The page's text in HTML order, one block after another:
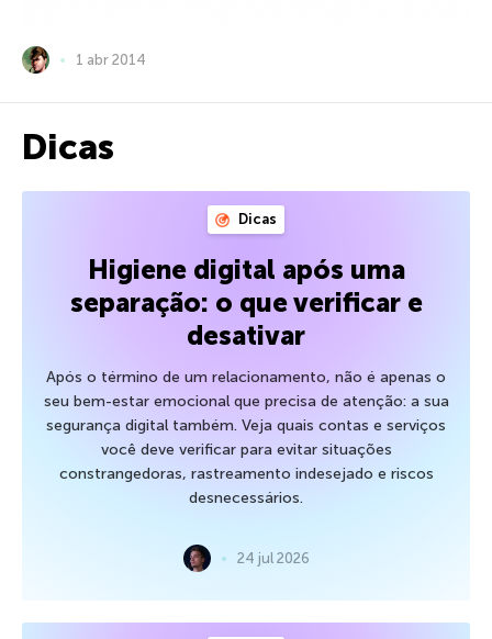
1 abr 2014
Dicas
Dicas
Higiene digital após uma
separação: o que verificar e
desativar
Após o término de um relacionamento, não é apenas o
seu bem-estar emocional que precisa de atenção: a sua
segurança digital também. Veja quais contas e serviços
você deve verificar para evitar situações
constrangedoras, rastreamento indesejado e riscos
desnecessários.
24 jul 2026